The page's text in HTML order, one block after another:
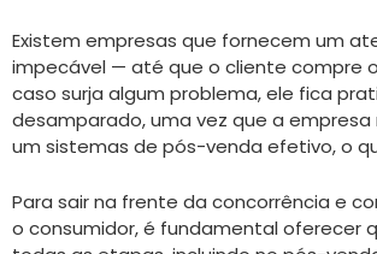
Existem empresas que fornecem um
impecável — até que o cliente compre
caso surja algum problema, ele fica
desamparado, uma vez que a
um sistemas de pós-venda efetivo, o
Para sair na frente da concorrência e
o consumidor, é fundamental oferecer